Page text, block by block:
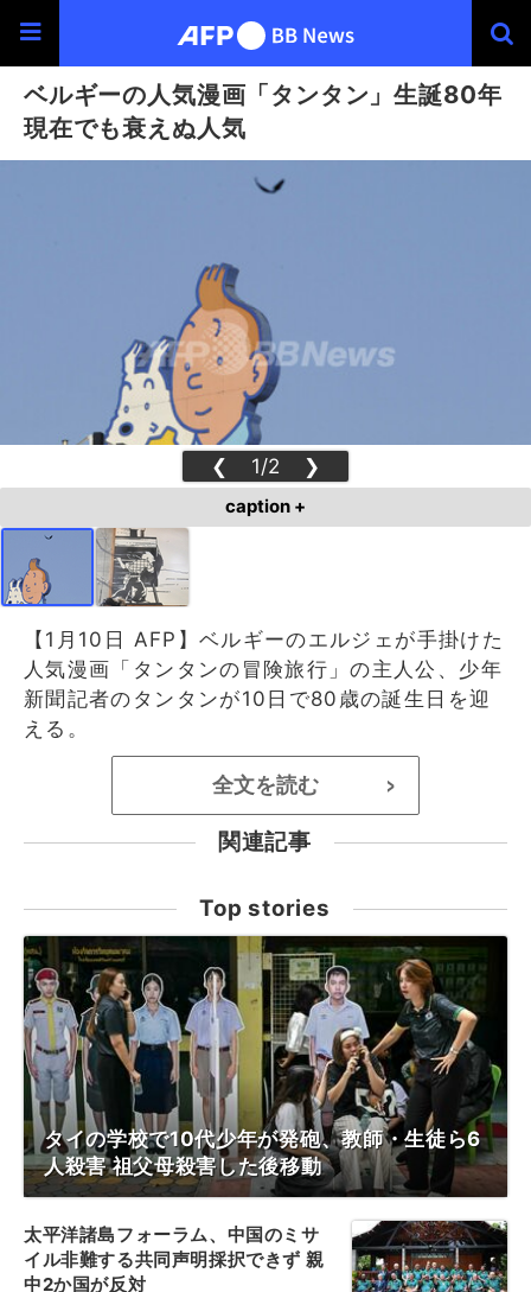
ベルギーの人気漫画「タンタン」生誕80年
現在でも衰えぬ人気
❮ 1/2 ❯
caption +
【1月10日 AFP】ベルギーのエルジェが手掛けた
人気漫画「タンタンの冒険旅行」の主人公、少年
新聞記者のタンタンが10日で80歳の誕生日を迎
える。
全文を読む >
関連記事
Top stories
タイの学校で10代少年が発砲、教師・生徒ら6
人殺害 祖父母殺害した後移動
太平洋諸島フォーラム、中国のミサ
イル非難する共同声明採択できず 親
中2か国が反対